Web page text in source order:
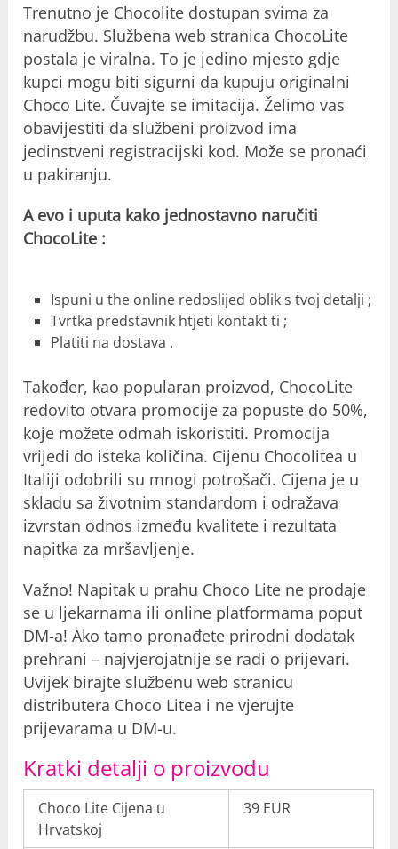
Trenutno je Chocolite dostupan svima za
narudžbu. Službena web stranica ChocoLite
postala je viralna. To je jedino mjesto gdje
kupci mogu biti sigurni da kupuju originalni
Choco Lite. Čuvajte se imitacija. Želimo vas
obavijestiti da službeni proizvod ima
jedinstveni registracijski kod. Može se pronaći
u pakiranju.
A evo i uputa kako jednostavno naručiti
ChocoLite :
Ispuni u the online redoslijed oblik s tvoj detalji ;
Tvrtka predstavnik htjeti kontakt ti ;
Platiti na dostava .
Također, kao popularan proizvod, ChocoLite
redovito otvara promocije za popuste do 50%,
koje možete odmah iskoristiti. Promocija
vrijedi do isteka količina. Cijenu Chocolitea u
Italiji odobrili su mnogi potrošači. Cijena je u
skladu sa životnim standardom i odražava
izvrstan odnos između kvalitete i rezultata
napitka za mršavljenje.
Važno! Napitak u prahu Choco Lite ne prodaje
se u ljekarnama ili online platformama poput
DM-a! Ako tamo pronađete prirodni dodatak
prehrani – najvjerojatnije se radi o prijevari.
Uvijek birajte službenu web stranicu
distributera Choco Litea i ne vjerujte
prijevarama u DM-u.
Kratki detalji o proizvodu
Choco Lite Cijena u
Hrvatskoj
39 EUR